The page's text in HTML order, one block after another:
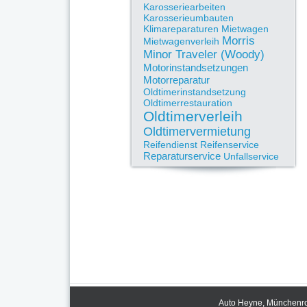
Karosseriearbeiten
Karosserieumbauten
Klimareparaturen Mietwagen
Mietwagenverleih Morris
Minor Traveler (Woody)
Motorinstandsetzungen
Motorreparatur
Oldtimerinstandsetzung
Oldtimerrestauration
Oldtimerverleih
Oldtimervermietung
Reifendienst Reifenservice
Reparaturservice Unfallservice
Auto Heyne,